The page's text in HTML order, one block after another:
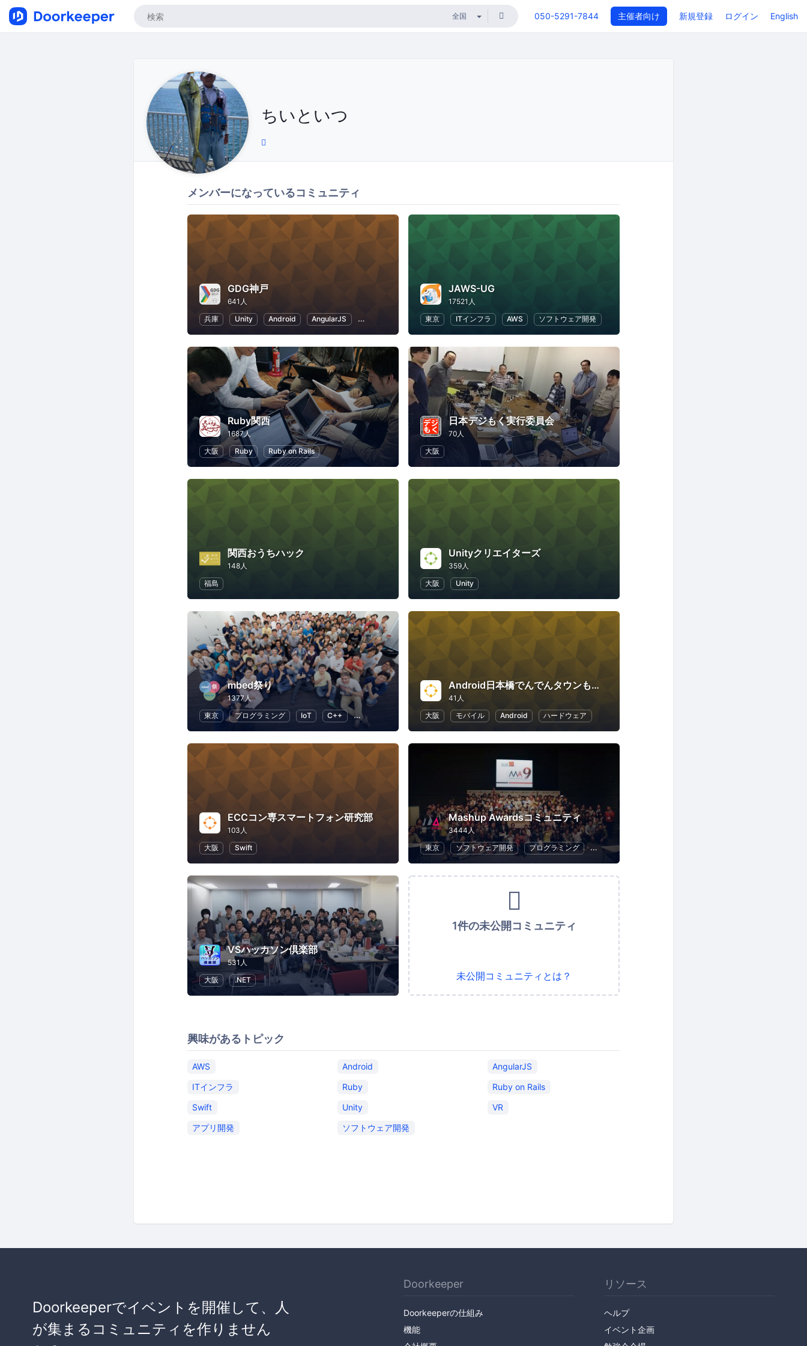
050-5291-7844 主催者向け 新規登録 ログイン English
ちいといつ
メンバーになっているコミュニティ
GDG神戸
641人
兵庫
Unity Android AngularJS アプリ開発 VR
JAWS-UG
17521人
東京
ITインフラ AWS ソフトウェア開発
Ruby関西
1687人
大阪
Ruby Ruby on Rails
日本デジもく実行委員会
70人
大阪
関西おうちハック
148人
福島
Unityクリエイターズ
359人
大阪
Unity
mbed祭り
1377人
東京
プログラミング IoT C++ オープンソース
Android日本橋でんでんタウンもくもく会
41人
大阪
モバイル Android ハードウェア
ECCコン専スマートフォン研究部
103人
大阪
Swift
Mashup Awardsコミュニティ
3444人
東京
ソフトウェア開発 プログラミング ハッカソン
VSハッカソン倶楽部
531人
大阪
.NET
1件の未公開コミュニティ
未公開コミュニティとは？
興味があるトピック
AWS Android
AngularJS
ITインフラ
Ruby
Ruby on Rails
Swift
Unity
VR
アプリ開発
ソフトウェア開発
Doorkeeperでイベントを開催して、人
が集まるコミュニティを作りません
Doorkeeper
Doorkeeperの仕組み
機能
リソース
ヘルプ
イベント企画